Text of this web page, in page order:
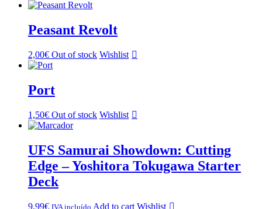
Peasant Revolt
2,00€ Out of stock Wishlist
Port
1,50€ Out of stock Wishlist
UFS Samurai Showdown: Cutting
Edge – Yoshitora Tokugawa Starter
Deck
9,99€ IVA incluído Add to cart Wishlist